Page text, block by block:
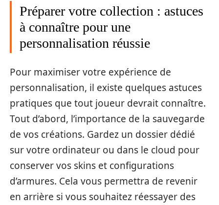
Préparer votre collection : astuces
à connaître pour une
personnalisation réussie
Pour maximiser votre expérience de
personnalisation, il existe quelques astuces
pratiques que tout joueur devrait connaître.
Tout d’abord, l’importance de la sauvegarde
de vos créations. Gardez un dossier dédié
sur votre ordinateur ou dans le cloud pour
conserver vos skins et configurations
d’armures. Cela vous permettra de revenir
en arrière si vous souhaitez réessayer des